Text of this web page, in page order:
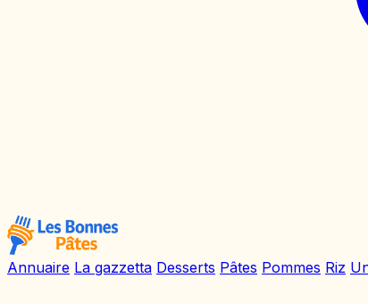
Annuaire La gazzetta Desserts Pâtes Pommes Riz